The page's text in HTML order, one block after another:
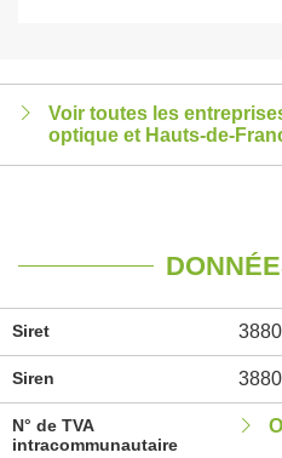
Voir toutes les
optique et Hauts-de-
Siret
Siren
N° de TVA
intracommunautaire